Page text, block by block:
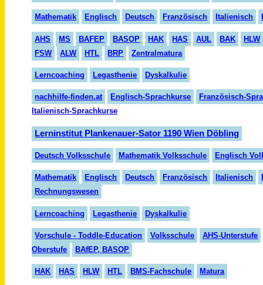
Mathematik Englisch Deutsch Französisch Italienisch
AHS MS BAFEP BASOP HAK HAS AUL BAK
HLW
FSW
ALW HTL BRP Zentralmatura
Lerncoaching Legasthenie Dyskalkulie
nachhilfe-finden.at Englisch-Sprachkurse
Französisch-
Italienisch-Sprachkurse
Lerninstitut Plankenauer-Sator 1190 Wien Döbling
Deutsch Volksschule Mathematik Volksschule Englisch
Mathematik Englisch Deutsch Französisch Italienisch
Rechnungswesen
Lerncoaching Legasthenie Dyskalkulie
Vorschule - Toddle-Education Volksschule
AHS-Unterstufe
Oberstufe
BAfEP, BASOP
HAK HAS HLW HTL BMS-Fachschule Matura